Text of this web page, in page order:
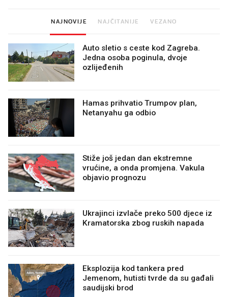
NAJNOVIJE NAJČITANIJE VEZANO
Auto sletio s ceste kod Zagreba.
Jedna osoba poginula, dvoje
ozlijeđenih
Hamas prihvatio Trumpov plan,
Netanyahu ga odbio
Stiže još jedan dan ekstremne
vrućine, a onda promjena. Vakula
objavio prognozu
Ukrajinci izvlače preko 500 djece iz
Kramatorska zbog ruskih napada
Eksplozija kod tankera pred
Jemenom, hutisti tvrde da su gađali
saudijski brod